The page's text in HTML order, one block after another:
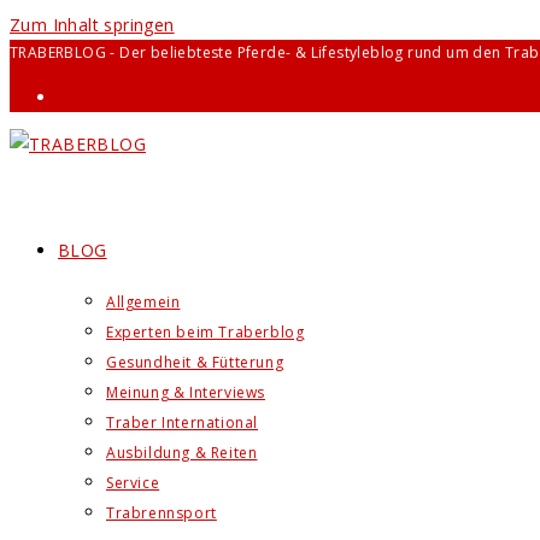
Zum Inhalt springen
TRABERBLOG - Der beliebteste Pferde- & Lifestyleblog rund um den
BLOG
Allgemein
Experten beim Traberblog
Gesundheit & Fütterung
Meinung & Interviews
Traber International
Ausbildung & Reiten
Service
Trabrennsport